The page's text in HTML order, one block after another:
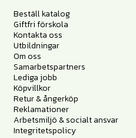
Beställ katalog
Giftfri förskola
Kontakta oss
Utbildningar
Om oss
Samarbetspartners
Lediga jobb
Köpvillkor
Retur & ångerköp
Reklamationer
Arbetsmiljö & socialt ansvar
Integritetspolicy